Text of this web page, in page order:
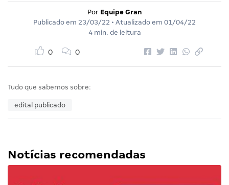
Por Equipe Gran
Publicado em 23/03/22 • Atualizado em 01/04/22
4 min. de leitura
0 0
Tudo que sabemos sobre:
edital publicado
Notícias recomendadas